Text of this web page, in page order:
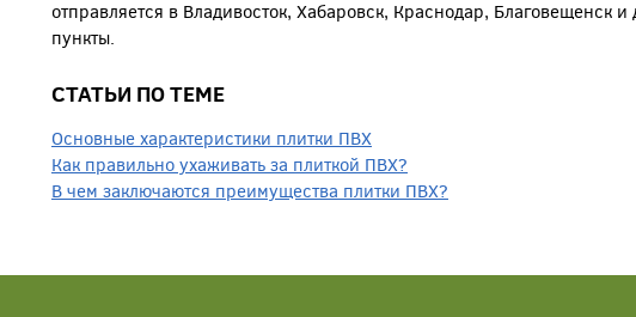
отправляется в Владивосток, Хабаровск, Краснодар, Благовещенск
пункты.
СТАТЬИ ПО ТЕМЕ
Основные характеристики плитки ПВХ
Как правильно ухаживать за плиткой ПВХ?
В чем заключаются преимущества плитки ПВХ?